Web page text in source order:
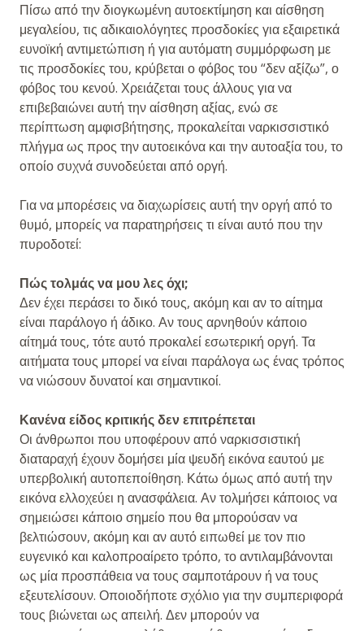
Πίσω από την διογκωμένη αυτοεκτίμηση και αίσθηση
μεγαλείου, τις αδικαιολόγητες προσδοκίες για εξαιρετικά
ευνοϊκή αντιμετώπιση ή για αυτόματη συμμόρφωση με
τις προσδοκίες του, κρύβεται ο φόβος του “δεν αξίζω”, ο
φόβος του κενού. Χρειάζεται τους άλλους για να
επιβεβαιώνει αυτή την αίσθηση αξίας, ενώ σε
περίπτωση αμφισβήτησης, προκαλείται ναρκισσιστικό
πλήγμα ως προς την αυτοεικόνα και την αυτοαξία του, το
οποίο συχνά συνοδεύεται από οργή.
Για να μπορέσεις να διαχωρίσεις αυτή την οργή από το
θυμό, μπορείς να παρατηρήσεις τι είναι αυτό που την
πυροδοτεί:
Πώς τολμάς να μου λες όχι;
Δεν έχει περάσει το δικό τους, ακόμη και αν το αίτημα
είναι παράλογο ή άδικο. Αν τους αρνηθούν κάποιο
αίτημά τους, τότε αυτό προκαλεί εσωτερική οργή. Τα
αιτήματα τους μπορεί να είναι παράλογα ως ένας τρόπος
να νιώσουν δυνατοί και σημαντικοί.
Κανένα είδος κριτικής δεν επιτρέπεται
Οι άνθρωποι που υποφέρουν από ναρκισσιστική
διαταραχή έχουν δομήσει μία ψευδή εικόνα εαυτού με
υπερβολική αυτοπεποίθηση. Κάτω όμως από αυτή την
εικόνα ελλοχεύει η ανασφάλεια. Αν τολμήσει κάποιος να
σημειώσει κάποιο σημείο που θα μπορούσαν να
βελτιώσουν, ακόμη και αν αυτό ειπωθεί με τον πιο
ευγενικό και καλοπροαίρετο τρόπο, το αντιλαμβάνονται
ως μία προσπάθεια να τους σαμποτάρουν ή να τους
εξευτελίσουν. Οποιοδήποτε σχόλιο για την συμπεριφορά
τους βιώνεται ως απειλή. Δεν μπορούν να